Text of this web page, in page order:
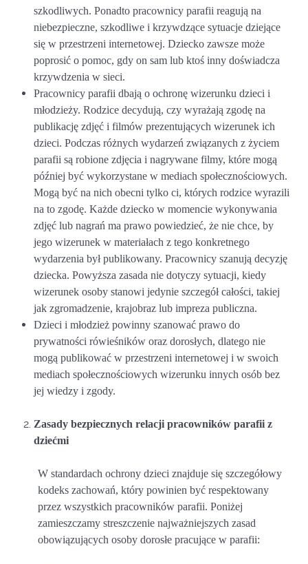
szkodliwych. Ponadto pracownicy parafii reagują na
niebezpieczne, szkodliwe i krzywdzące sytuacje dziejące
się w przestrzeni internetowej. Dziecko zawsze może
poprosić o pomoc, gdy on sam lub ktoś inny doświadcza
krzywdzenia w sieci.
Pracownicy parafii dbają o ochronę wizerunku dzieci i
młodzieży. Rodzice decydują, czy wyrażają zgodę na
publikację zdjęć i filmów prezentujących wizerunek ich
dzieci. Podczas różnych wydarzeń związanych z życiem
parafii są robione zdjęcia i nagrywane filmy, które mogą
później być wykorzystane w mediach społecznościowych.
Mogą być na nich obecni tylko ci, których rodzice wyrazili
na to zgodę. Każde dziecko w momencie wykonywania
zdjęć lub nagrań ma prawo powiedzieć, że nie chce, by
jego wizerunek w materiałach z tego konkretnego
wydarzenia był publikowany. Pracownicy szanują decyzję
dziecka. Powyższa zasada nie dotyczy sytuacji, kiedy
wizerunek osoby stanowi jedynie szczegół całości, takiej
jak zgromadzenie, krajobraz lub impreza publiczna.
Dzieci i młodzież powinny szanować prawo do
prywatności rówieśników oraz dorosłych, dlatego nie
mogą publikować w przestrzeni internetowej i w swoich
mediach społecznościowych wizerunku innych osób bez
jej wiedzy i zgody.
Zasady bezpiecznych relacji pracowników parafii z
dziećmi
W standardach ochrony dzieci znajduje się szczegółowy
kodeks zachowań, który powinien być respektowany
przez wszystkich pracowników parafii. Poniżej
zamieszczamy streszczenie najważniejszych zasad
obowiązujących osoby dorosłe pracujące w parafii: